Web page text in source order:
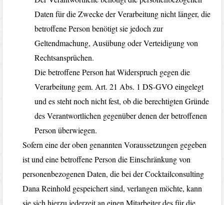
Daten für die Zwecke der Verarbeitung nicht länger, die
betroffene Person benötigt sie jedoch zur
Geltendmachung, Ausübung oder Verteidigung von
Rechtsansprüchen.
Die betroffene Person hat Widerspruch gegen die
Verarbeitung gem. Art. 21 Abs. 1 DS-GVO eingelegt
und es steht noch nicht fest, ob die berechtigten Gründe
des Verantwortlichen gegenüber denen der betroffenen
Person überwiegen.
Sofern eine der oben genannten Voraussetzungen gegeben
ist und eine betroffene Person die Einschränkung von
personenbezogenen Daten, die bei der Cocktailconsulting
Dana Reinhold gespeichert sind, verlangen möchte, kann
sie sich hierzu jederzeit an einen Mitarbeiter des für die